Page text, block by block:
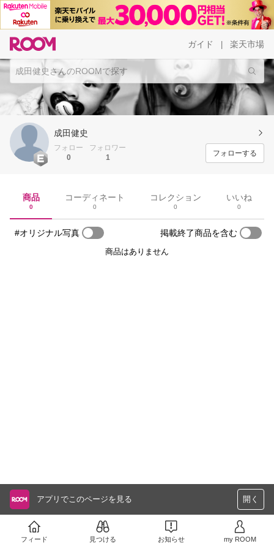
ガイド 楽天市場
成田健史
フォロー
0
フォロワー
1
フォローする
商品
0
コーディネート
0
コレクション
0
いいね
0
#オリジナル写真 掲載終了商品を含む
商品はありません
アプリでこのページを見る 開く
フィード 見つける お知らせ my ROOM